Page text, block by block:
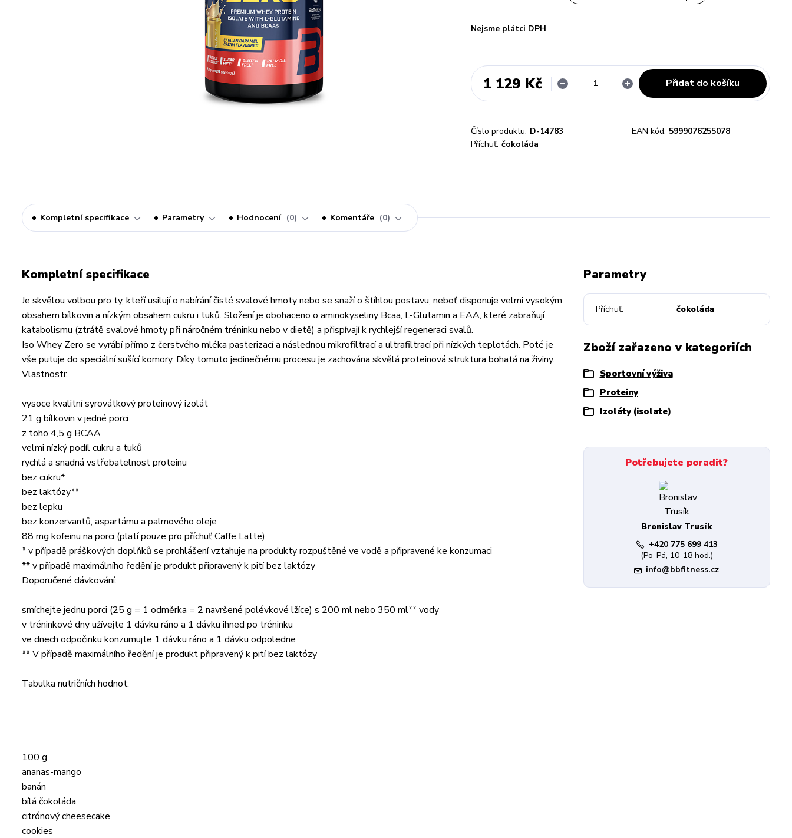
Nejsme plátci DPH
1 129 Kč Přidat do košíku
Číslo produktu: D-14783 EAN kód: 5999076255078
Příchuť: čokoláda
Kompletní specifikace Parametry Hodnocení 0 Komentáře 0
Kompletní specifikace
Je skvělou volbou pro ty, kteří usilují o nabírání čisté svalové hmoty nebo se snaží o štíhlou postavu, neboť disponuje velmi vysokým
obsahem bílkovin a nízkým obsahem cukru i tuků. Složení je obohaceno o aminokyseliny Bcaa, L-Glutamin a EAA, které zabraňují
katabolismu (ztrátě svalové hmoty při náročném tréninku nebo v dietě) a přispívají k rychlejší regeneraci svalů.
Iso Whey Zero se vyrábí přímo z čerstvého mléka pasterizací a následnou mikrofiltrací a ultrafiltrací při nízkých teplotách. Poté je
vše putuje do speciální sušící komory. Díky tomuto jedinečnému procesu je zachována skvělá proteinová struktura bohatá na živiny.
Vlastnosti:
vysoce kvalitní syrovátkový proteinový izolát
21 g bílkovin v jedné porci
z toho 4,5 g BCAA
velmi nízký podíl cukru a tuků
rychlá a snadná vstřebatelnost proteinu
bez cukru*
bez laktózy**
bez lepku
bez konzervantů, aspartámu a palmového oleje
88 mg kofeinu na porci (platí pouze pro příchuť Caffe Latte)
* v případě práškových doplňků se prohlášení vztahuje na produkty rozpuštěné ve vodě a připravené ke konzumaci
** v případě maximálního ředění je produkt připravený k pití bez laktózy
Doporučené dávkování:
smíchejte jednu porci (25 g = 1 odměrka = 2 navršené polévkové lžíce) s 200 ml nebo 350 ml** vody
v tréninkové dny užívejte 1 dávku ráno a 1 dávku ihned po tréninku
ve dnech odpočinku konzumujte 1 dávku ráno a 1 dávku odpoledne
** V případě maximálního ředění je produkt připravený k pití bez laktózy
Tabulka nutričních hodnot:
100 g
ananas-mango
banán
bílá čokoláda
citrónový cheesecake
cookies
Parametry
Příchuť čokoláda
Zboží zařazeno v kategoriích
Sportovní výživa
Proteiny
Izoláty (isolate)
Potřebujete poradit?
Bronislav Trusík
+420 775 699 413
(Po-Pá, 10-18 hod.)
info@bbfitness.cz